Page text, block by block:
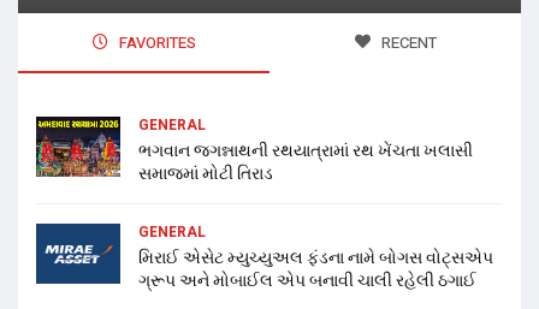
FAVORITES RECENT
GENERAL
ભગવાન જગન્નાથની રથયાત્રામાં રથ ખેંચતા ખલાસી
સમાજમાં મોટી તિરાડ
GENERAL
મિરાઈ એસેટ મ્યુચ્યુઅલ ફંડના નામે બોગસ વોટ્સએપ
ગ્રૂપ અને મોબાઈલ એપ બનાવી ચાલી રહેલી ઠગાઈ